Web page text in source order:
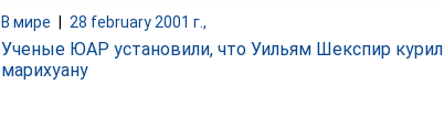
В мире 28 february 2001 г.,
Ученые ЮАР установили, что Уильям Шекспир курил
марихуану